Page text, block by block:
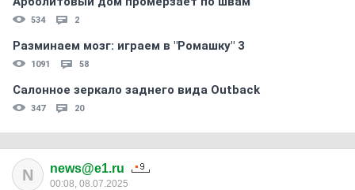
534 2
Разминаем мозг: играем в "Ромашку" 3
1091 58
Салонное зеркало заднего вида Outback
347 20
N news@e1.ru
00:08, 08.07.2025